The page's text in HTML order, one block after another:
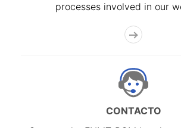
processes involved in our
CONTACTO